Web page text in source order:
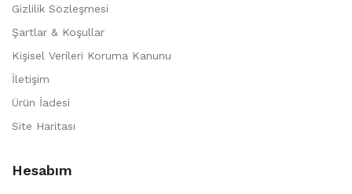
Gizlilik Sözleşmesi
Şartlar & Koşullar
Kişisel Verileri Koruma Kanunu
İletişim
Ürün İadesi
Site Haritası
Hesabım